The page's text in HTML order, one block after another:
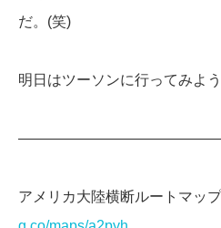
だ。(笑)
明日はツーソンに行ってみよう
アメリカ大陸横断ルートマップ